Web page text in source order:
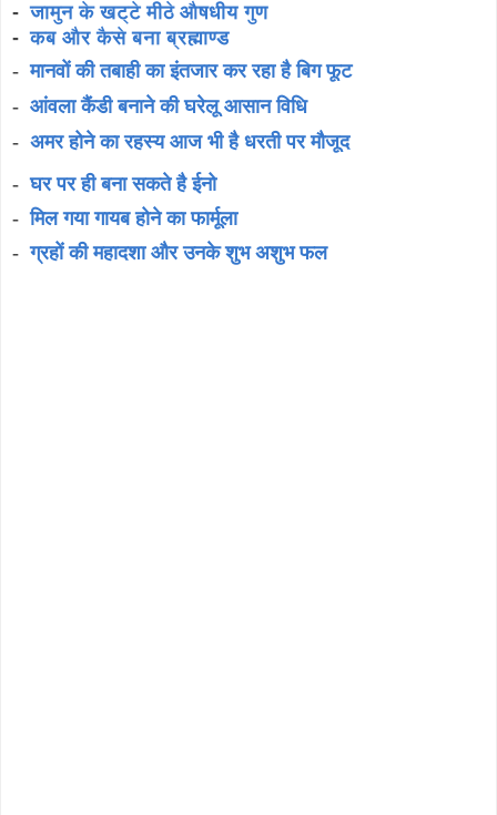
-जामुन के खट्टे मीठे औषधीय गुण
-कब और कैसे बना ब्रह्माण्ड
-मानवों की तबाही का इंतजार कर रहा है बिग फूट
- आंवला कैंडी बनाने की घरेलू आसान विधि
- अमर होने का रहस्य आज भी है धरती पर मौजूद
-घर पर ही बना सकते है ईनो
-मिल गया गायब होने का फार्मूला
-ग्रहों की महादशा और उनके शुभ अशुभ फल